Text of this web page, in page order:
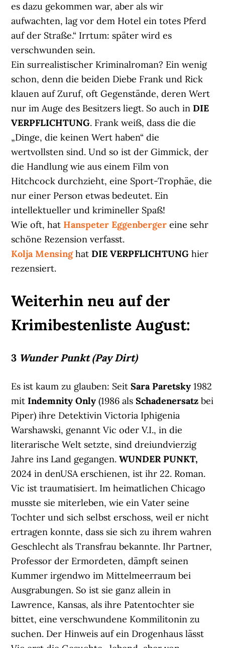
es dazu gekommen war, aber als wir
aufwachten, lag vor dem Hotel ein totes Pferd
auf der Straße.“ Irrtum: später wird es
verschwunden sein.
Ein surrealistischer Kriminalroman? Ein wenig
schon, denn die beiden Diebe Frank und Rick
klauen auf Zuruf, oft Gegenstände, deren Wert
nur im Auge des Besitzers liegt. So auch inDIE
VERPFLICHTUNG. Frank weiß, dass die die
„Dinge, die keinen Wert haben“ die
wertvollsten sind. Und so ist der Gimmick, der
die Handlung wie aus einem Film von
Hitchcock durchzieht, eine Sport-Trophäe, die
nur einer Person etwas bedeutet. Ein
intellektueller und krimineller Spaß!
Wie oft, hat Hanspeter Eggenberger eine sehr
schöne Rezension verfasst.
Kolja Mensing hatDIE VERPFLICHTUNGhier
rezensiert.
Weiterhin neu auf der
Krimibestenliste August:
3 Wunder Punkt (Pay Dirt)
Es ist kaum zu glauben: SeitSara Paretsky 1982
mitIndemnity Only (1986 alsSchadenersatz bei
Piper) ihre Detektivin Victoria Iphigenia
Warshawski, genannt Vic oder V.I., in die
literarische Welt setzte, sind dreiundvierzig
Jahre ins Land gegangen.WUNDER PUNKT,
2024 in denUSA erschienen, ist ihr 22. Roman.
Vic ist traumatisiert. Im heimatlichen Chicago
musste sie miterleben, wie ein Vater seine
Tochter und sich selbst erschoss, weil er nicht
ertragen konnte, dass sie sich zu ihrem wahren
Geschlecht als Transfrau bekannte. Ihr Partner,
Professor der Ermordeten, dämpft seinen
Kummer irgendwo im Mittelmeerraum bei
Ausgrabungen. So ist sie ganz allein in
Lawrence, Kansas, als ihre Patentochter sie
bittet, eine verschwundene Kommilitonin zu
suchen. Der Hinweis auf ein Drogenhaus lässt